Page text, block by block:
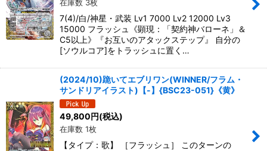
在庫数 3枚
7(4)/白/神星・武装 Lv1 7000 Lv2 12000 Lv3
15000 フラッシュ《顕現：「契約神バローネ」＆
C5以上》『お互いのアタックステップ』 自分の
[ソウルコア]をトラッシュに置く…
(2024/10)跪いてエブリワン(WINNER/フラム・
サンドリアイラスト)【-】{BSC23-051}《黄》
49,800円(税込)
在庫数 1枚
【タイプ：歌】 ［フラッシュ］ このターンの